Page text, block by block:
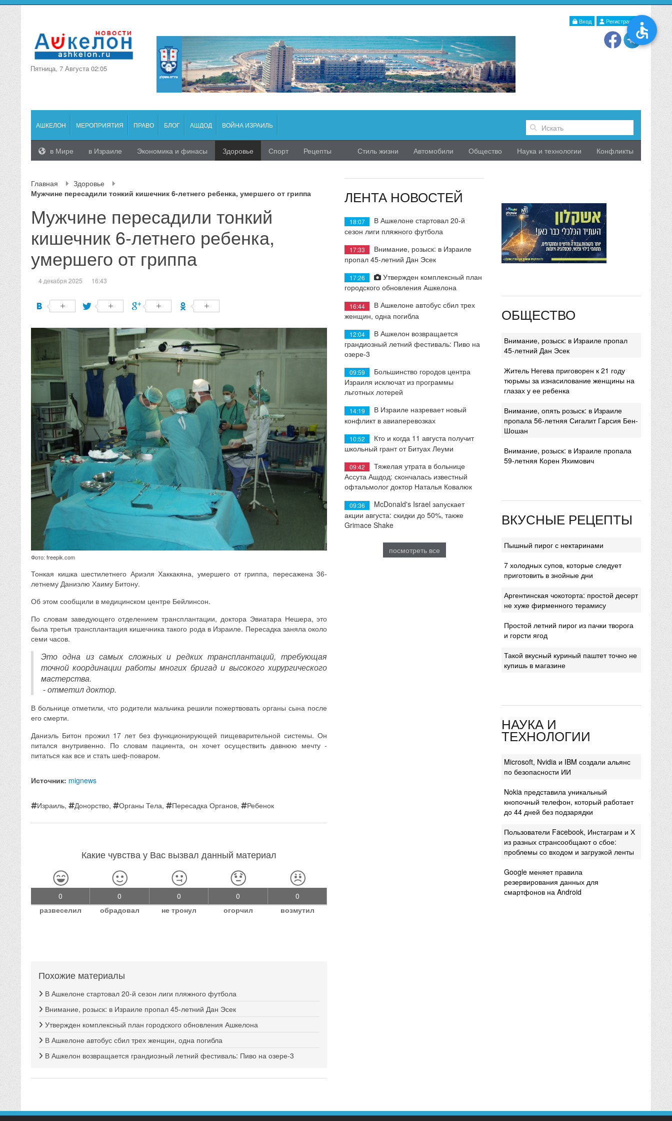
Вход Регистрация
Пятница, 7 Августа 02:05
АШКЕЛОН МЕРОПРИЯТИЯ ПРАВО БЛОГ АШДОД ВОЙНА ИЗРАИЛЬ
в Мире в Израиле Экономика и финасы Здоровье Спорт Рецепты Стиль жизни Автомобили Общество Наука и технологии Конфликты
Главная
Здоровье
Мужчине пересадили тонкий кишечник 6-летнего ребенка, умершего от гриппа
Мужчине пересадили тонкий
кишечник 6-летнего ребенка,
умершего от гриппа
4 декабря 2025 16:43
Фото: freepik.com
Тонкая кишка шестилетнего Ариэля Хаккакяна, умершего от гриппа, пересажена 36-
летнему Даниэлю Хаиму Битону.
Об этом сообщили в медицинском центре Бейлинсон.
По словам заведующего отделением трансплантации, доктора Эвиатара Нешера, это
была третья трансплантация кишечника такого рода в Израиле. Пересадка заняла около
семи часов.
Это одна из самых сложных и редких трансплантаций, требующая
точной координации работы многих бригад и высокого хирургического
мастерства.
- отметил доктор.
В больнице отметили, что родители мальчика решили пожертвовать органы сына после
его смерти.
Даниэль Битон прожил 17 лет без функционирующей пищеварительной системы. Он
питался внутривенно. По словам пациента, он хочет осуществить давнюю мечту -
питаться как все и стать шеф-поваром.
Источник: mignews
Израиль, Донорство, Органы Тела, Пересадка Органов, Ребенок
Какие чувства у Вас вызвал данный материал
0
развеселил
0
обрадовал
0
не тронул
0
огорчил
0
возмутил
Похожие материалы
В Ашкелоне стартовал 20-й сезон лиги пляжного футбола
Внимание, розыск: в Израиле пропал 45-летний Дан Эсек
Утвержден комплексный план городского обновления Ашкелона
В Ашкелоне автобус сбил трех женщин, одна погибла
В Ашкелон возвращается грандиозный летний фестиваль: Пиво на озере-3
ЛЕНТА НОВОСТЕЙ
18:07
В Ашкелоне стартовал 20-й
сезон лиги пляжного футбола
17:33
Внимание, розыск: в Израиле
пропал 45-летний Дан Эсек
17:26
Утвержден комплексный план
городского обновления Ашкелона
16:44
В Ашкелоне автобус сбил трех
женщин, одна погибла
12:04
В Ашкелон возвращается
грандиозный летний фестиваль: Пиво на
озере-3
09:59
Большинство городов центра
Израиля исключат из программы
льготных лотерей
14:19
В Израиле назревает новый
конфликт в авиаперевозках
10:52
Кто и когда 11 августа получит
школьный грант от Битуах Леуми
09:42
Тяжелая утрата в больнице
Ассута Ашдод: скончалась известный
офтальмолог доктор Наталья Ковалюк
09:36
McDonald's Israel запускает
акции августа: скидки до 50%, также
Grimace Shake
посмотреть все
ОБЩЕСТВО
Внимание, розыск: в Израиле пропал
45-летний Дан Эсек
Житель Негева приговорен к 21 году
тюрьмы за изнасилование женщины на
глазах у ее ребенка
Внимание, опять розыск: в Израиле
пропала 56-летняя Сигалит Гарсия Бен-
Шошан
Внимание, розыск: в Израиле пропала
59-летняя Корен Яхимович
ВКУСНЫЕ РЕЦЕПТЫ
Пышный пирог с нектаринами
7 холодных супов, которые следует
приготовить в знойные дни
Аргентинская чокоторта: простой десерт
не хуже фирменного терамису
Простой летний пирог из пачки творога
и горсти ягод
Такой вкусный куриный паштет точно не
купишь в магазине
НАУКА И
ТЕХНОЛОГИИ
Microsoft, Nvidia и IBM создали альянс
по безопасности ИИ
Nokia представила уникальный
кнопочный телефон, который работает
до 44 дней без подзарядки
Пользователи Facebook, Инстаграм и Х
из разных странсообщают о сбое:
проблемы со входом и загрузкой ленты
Google меняет правила
резервирования данных для
смартфонов на Android